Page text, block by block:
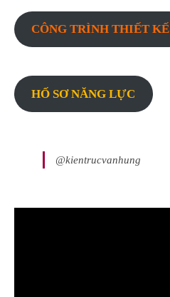
CÔNG TRÌNH THIẾT KẾ
HỐ SƠ NĂNG LỰC
@kientrucvanhung